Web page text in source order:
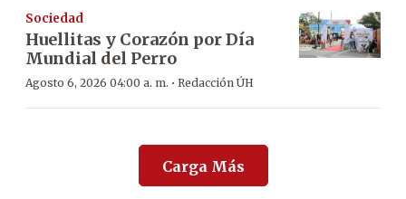
Sociedad
Huellitas y Corazón por Día
Mundial del Perro
Agosto 6, 2026 04:00 a. m. · Redacción ÚH
Carga Más